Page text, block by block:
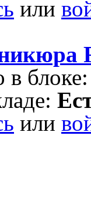
или
в
или